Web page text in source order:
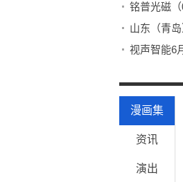
铭普光磁
山东（青
视声智能6
漫画集
资讯
演出